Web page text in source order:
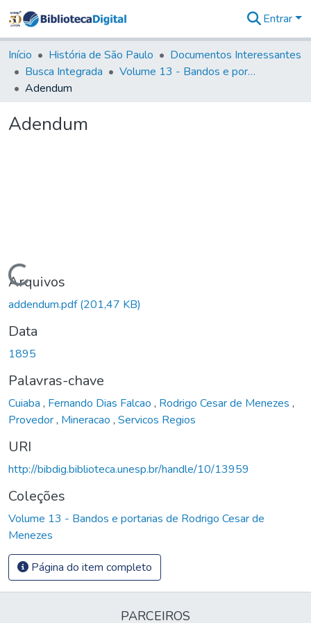
&
Coleções
Tudo na
Entrar
Início História de São Paulo
Documentos Interessantes
Busca Integrada
Volume 13 - Bandos e portarias de Rodrigo Cesar de Menezes
Adendum
Adendum
Carregando...
Arquivos
addendum.pdf(201,47 KB)
Data
1895
Palavras-chave
Cuiaba , Fernando Dias Falcao , Rodrigo Cesar de Menezes ,
Provedor, Mineracao , Servicos Regios
URI
http://bibdig.biblioteca.unesp.br/handle/10/13959
Coleções
Volume 13 - Bandos e portarias de Rodrigo Cesar de
Menezes
Página do item completo
PARCEIROS